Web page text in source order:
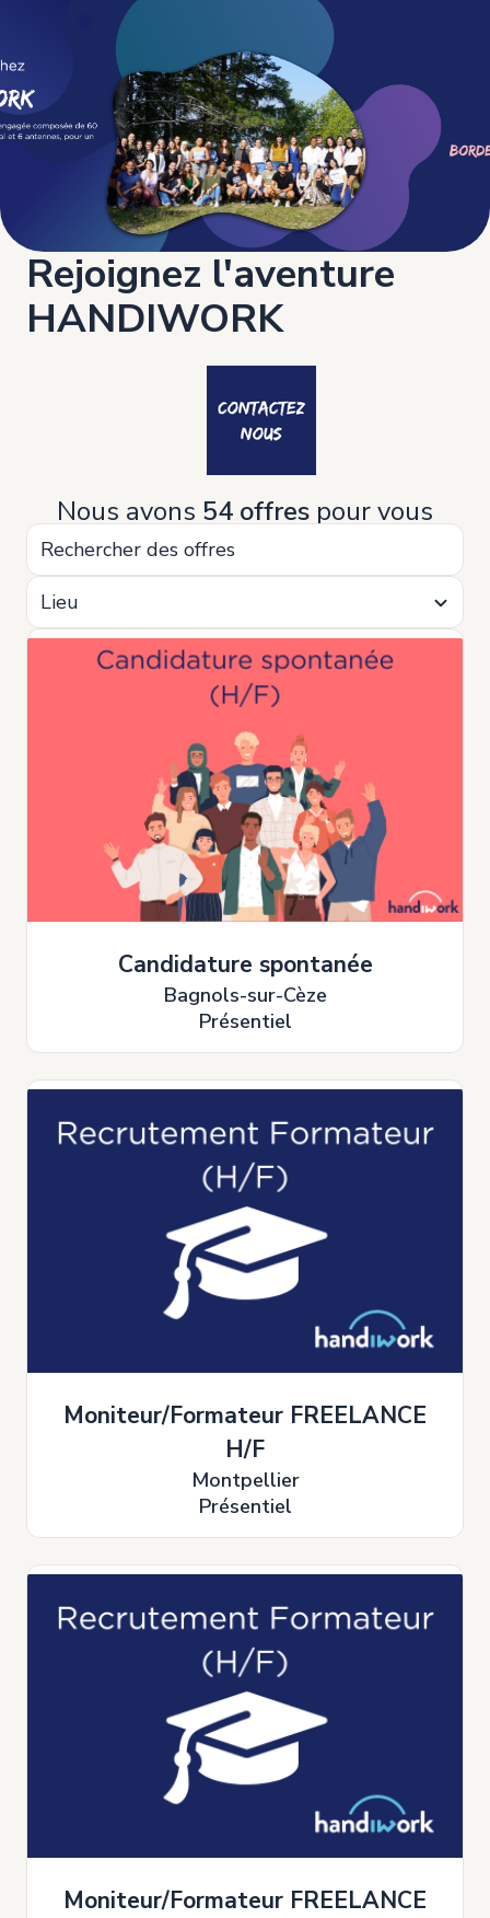
Rejoignez l'aventure
HANDIWORK
Nous avons 54 offres pour vous
Lieu
Candidature spontanée
Bagnols-sur-Cèze
Présentiel
Moniteur/Formateur FREELANCE
H/F
Montpellier
Présentiel
Moniteur/Formateur FREELANCE